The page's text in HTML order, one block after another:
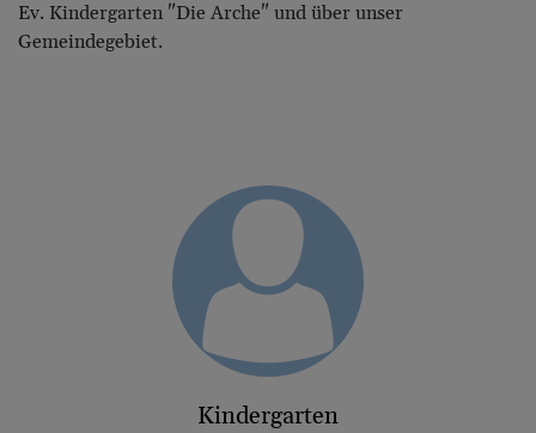
Ev. Kindergarten "Die Arche" und über unser
Gemeindegebiet.
Kindergarten